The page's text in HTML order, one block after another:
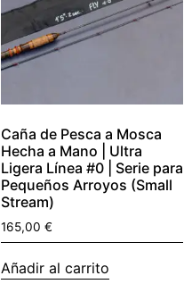
Caña de Pesca a Mosca
Hecha a Mano | Ultra
Ligera Línea #0 | Serie para
Pequeños Arroyos (Small
Stream)
165,00 €
Añadir al carrito